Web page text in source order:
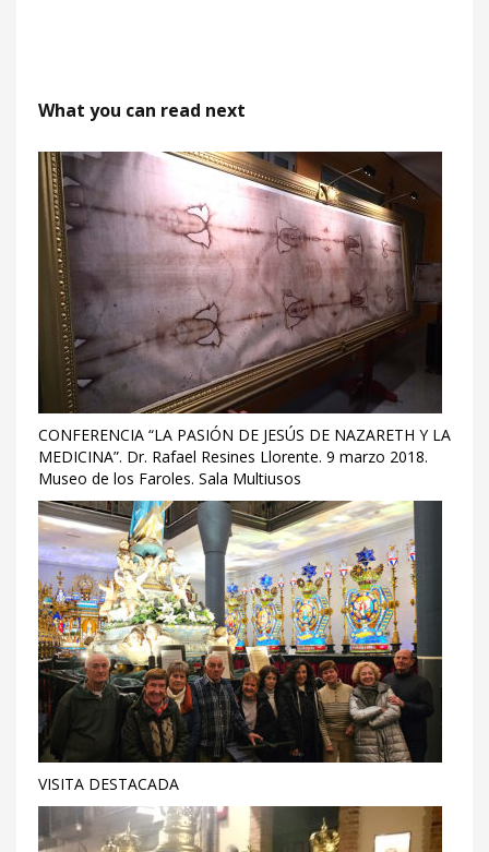
What you can read next
CONFERENCIA “LA PASIÓN DE JESÚS DE NAZARETH Y LA
MEDICINA”. Dr. Rafael Resines Llorente. 9 marzo 2018.
Museo de los Faroles. Sala Multiusos
VISITA DESTACADA